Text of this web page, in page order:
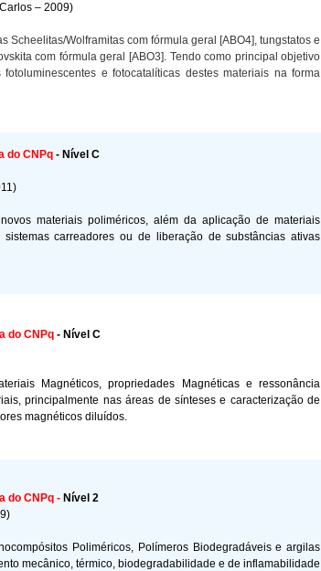
– 2009)
Scheelitas/Wolframitas com fórmula geral [ABO4], tungstatos e
com fórmula geral [ABO3]. Tendo como principal objetivo
e fotocatalíticas destes materiais na forma
do CNPq- Nível C
materiais poliméricos, além da aplicação de materiais
carreadores ou de liberação de substâncias ativas
do CNPq- Nível C
Magnéticos, propriedades Magnéticas e ressonância
principalmente nas áreas de sínteses e caracterização de
magnéticos diluídos.
do CNPq - Nível 2
Poliméricos, Polímeros Biodegradáveis e argilas
mecânico, térmico, biodegradabilidade e de inflamabilidade